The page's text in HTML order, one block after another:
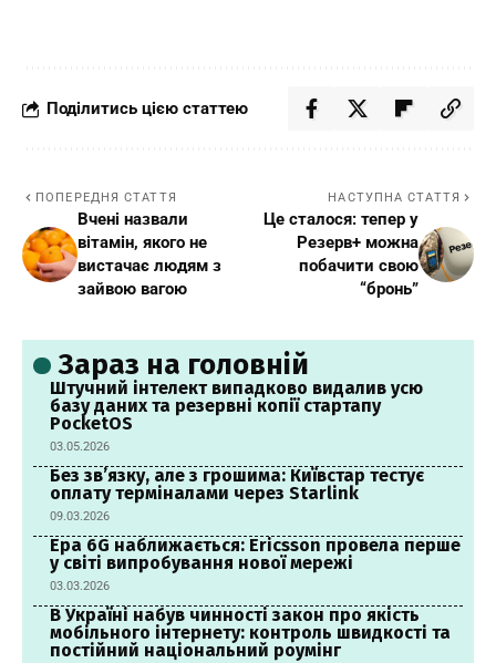
Поділитись цією статтею
ПОПЕРЕДНЯ СТАТТЯ
Вчені назвали
вітамін, якого не
вистачає людям з
зайвою вагою
НАСТУПНА СТАТТЯ
Це сталося: тепер у
Резерв+ можна
побачити свою
“бронь”
Зараз на головній
Штучний інтелект випадково видалив усю
базу даних та резервні копії стартапу
PocketOS
03.05.2026
Без зв’язку, але з грошима: Київстар тестує
оплату терміналами через Starlink
09.03.2026
Ера 6G наближається: Ericsson провела перше
у світі випробування нової мережі
03.03.2026
В Україні набув чинності закон про якість
мобільного інтернету: контроль швидкості та
постійний національний роумінг